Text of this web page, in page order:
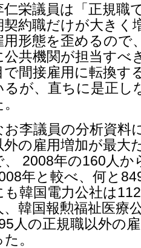
仁栄議員は「正規職
契約職だけが大きく
用形態を歪めるので
公共機関が担当すべ
で間接雇用に転換す
るが、直ちに是正し
お李議員の分析資料
外の雇用増加が最大
、 2008年の160人
年と較べ、何と
も韓国電力公社は
、韓国報勲福祉医療
人の正規職以外の
た。